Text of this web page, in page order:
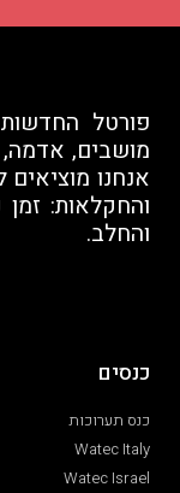
פורטל
מושבים,
אנחנו מוציאים
והחקלאות:
והחלב.
כנסים
כנס תערוכות
Watec Italy
Watec Israel